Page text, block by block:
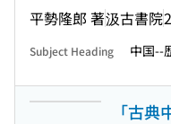
平勢隆郎 著汲古書院
Subject Heading 中国--
「古